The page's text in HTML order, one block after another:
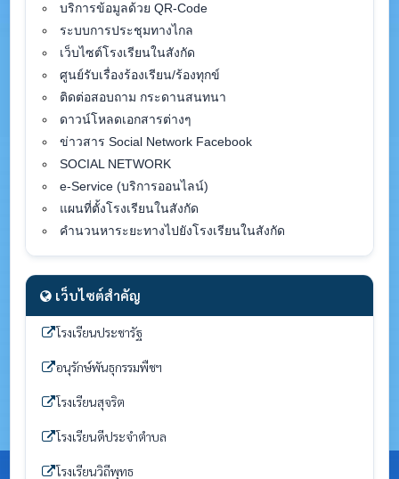
บริการข้อมูลด้วย QR-Code
ระบบการประชุมทางไกล
เว็บไซต์โรงเรียนในสังกัด
ศูนย์รับเรื่องร้องเรียน/ร้องทุกข์
ติดต่อสอบถาม กระดานสนทนา
ดาวน์โหลดเอกสารต่างๆ
ข่าวสาร Social Network Facebook
SOCIAL NETWORK
e-Service (บริการออนไลน์)
แผนที่ตั้งโรงเรียนในสังกัด
คำนวนหาระยะทางไปยังโรงเรียนในสังกัด
เว็บไซต์สำคัญ
โรงเรียนประชารัฐ
อนุรักษ์พันธุกรรมพืชฯ
โรงเรียนสุจริต
โรงเรียนดีประจำตำบล
โรงเรียนวิถีพุทธ